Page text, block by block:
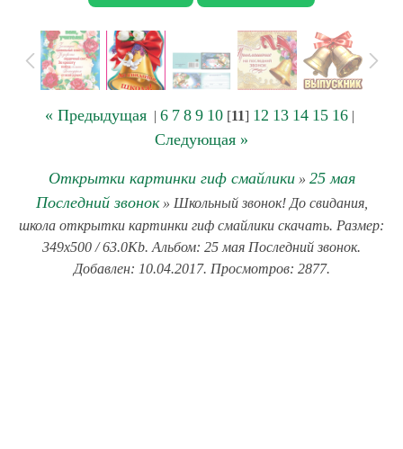
« Предыдущая | 6 7 8 9 10 [11] 12 13 14 15 16 |
Следующая »
Открытки картинки гиф смайлики» 25 мая
Последний звонок» Школьный звонок! До свидания,
школа открытки картинки гиф смайлики скачать. Размер:
349x500 / 63.0Kb. Альбом: 25 мая Последний звонок.
Добавлен: 10.04.2017. Просмотров: 2877.